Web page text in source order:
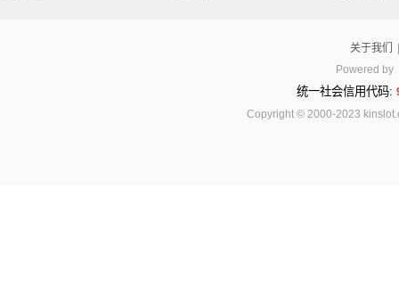
关于我们
Powered by
统一社会信用代码:
Copyright © 2000-2023